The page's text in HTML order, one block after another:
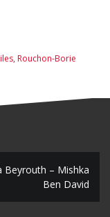
,Rouchon-Borie
Beyrouth – Mishka
Ben David